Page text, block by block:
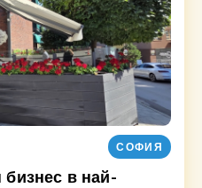
СОФИЯ
в най-